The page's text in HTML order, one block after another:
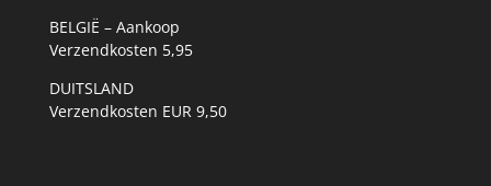
BELGIË – Aankoop
Verzendkosten 5,95
DUITSLAND
Verzendkosten EUR 9,50